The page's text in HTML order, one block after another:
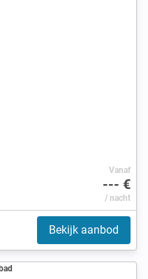
Vanaf
--- €
/ nacht
Bekijk aanbod